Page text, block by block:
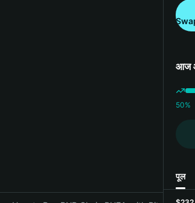
आज
50%
पूल